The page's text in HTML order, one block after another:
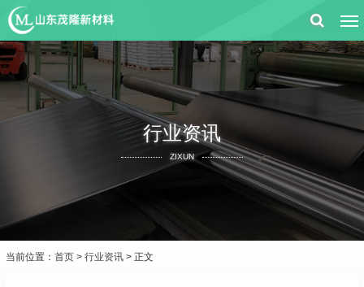
行业资讯
ZIXUN
当前位置： 首页 > 行业资讯 > 正文